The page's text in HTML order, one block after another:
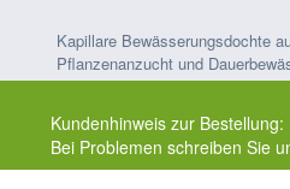
Kapillare Bewässerungsdochte
Pflanzenanzucht und
Kundenhinweis zur Bestellung:
Bei Problemen schreiben Sie